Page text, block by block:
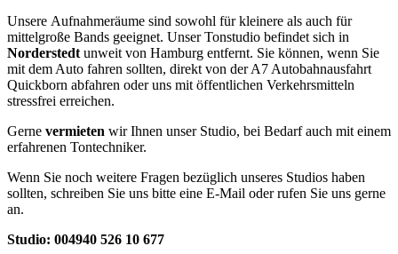
Unsere Aufnahmeräume sind sowohl für kleinere als auch für
mittelgroße Bands geeignet. Unser Tonstudio befindet sich in
Norderstedtunweit von Hamburg entfernt. Sie können, wenn Sie
mit dem Auto fahren sollten, direkt von der A7 Autobahnausfahrt
Quickborn abfahren oder uns mit öffentlichen Verkehrsmitteln
stressfrei erreichen.
Gerne vermieten wir Ihnen unser Studio, bei Bedarf auch mit einem
erfahrenen Tontechniker.
Wenn Sie noch weitere Fragen bezüglich unseres Studios haben
sollten, schreiben Sie uns bitte eine E-Mail oder rufen Sie uns gerne
an.
Studio: 004940 526 10 677